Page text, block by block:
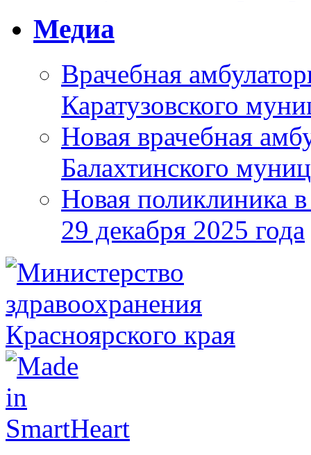
Медиа
Врачебная
Каратузовского
Новая врачебная
Балахтинского
Новая поликлиника
29 декабря 2025 года